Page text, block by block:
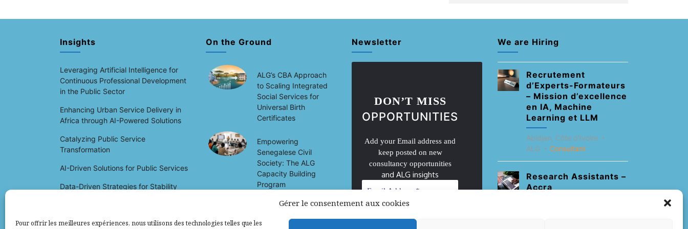
Gérer le consentement aux cookies
Pour offrir les meilleures expériences, nous utilisons des technologies telles que les
Insights
Leveraging Artificial Intelligence for
Continuous Professional Development
in the Public Sector
Enhancing Urban Service Delivery in
Africa through AI-Powered Solutions
Catalyzing Public Service
Transformation
AI-Driven Solutions for Public Services
Data-Driven Strategies for Stability
Creative Economy and Development in
On the Ground
ALG’s CBA Approach
to Scaling Integrated
Social Services for
Universal Birth
Certificates
Empowering
Senegalese Civil
Society: The ALG
Capacity Building
Program
The Creative
Economy’s Footprint:
Newsletter
DON’T MISS
OPPORTUNITIES
Add your Email address and
keep posted on new
consultancy opportunities
and ALG insights
We are Hiring
Recrutement
d’Experts-Formateurs
– Mission d’excellence
en IA, Machine
Learning et LLM
Abidjan, Côte d'Ivoire
ALG
Consultant
Research Assistants –
Accra